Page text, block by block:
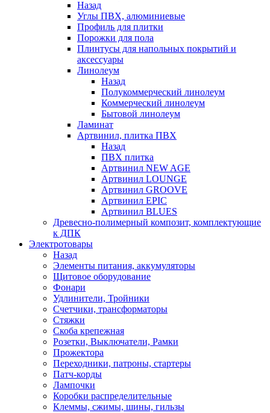
Назад
Углы ПВХ, алюминиевые
Профиль для плитки
Порожки для пола
Плинтусы для напольных покрытий и
аксессуары
Линолеум
Назад
Полукоммерческий линолеум
Коммерческий линолеум
Бытовой линолеум
Ламинат
Артвинил, плитка ПВХ
Назад
ПВХ плитка
Артвинил NEW AGE
Артвинил LOUNGE
Артвинил GROOVE
Артвинил EPIC
Артвинил BLUES
Древесно-полимерный композит, комплектующие
к ДПК
Электротовары
Назад
Элементы питания, аккумуляторы
Щитовое оборудование
Фонари
Удлинители, Тройники
Счетчики, трансформаторы
Стяжки
Скоба крепежная
Розетки, Выключатели, Рамки
Прожектора
Переходники, патроны, стартеры
Патч-корды
Лампочки
Коробки распределительные
Клеммы, сжимы, шины, гильзы